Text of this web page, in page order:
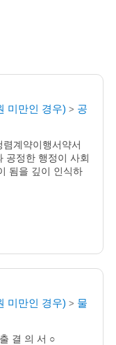
미만인 경우) > 공
계약이행서약서
공정한 행정이 사회
됨을 깊이 인식하
미만인 경우) > 물
결 의 서 ○